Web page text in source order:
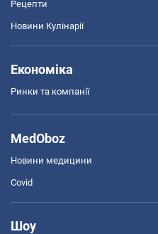
Рецепти
Новини Кулінарії
Економіка
Ринки та компанії
MedOboz
Новини медицини
Covid
Шоу